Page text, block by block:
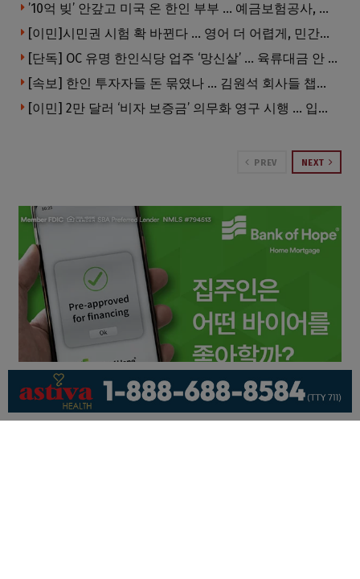
’10억 빚’ 안갚고 미국 온 한인 부부 … 예금보험공사, 미국서 소송
[이민]시민권 시험 확 바뀐다 … 영어 더 어렵게, 민간시험 도입 추진
[단독] OC 유명 한인식당 업주 ‘망신살’ … 육류대금 안 갚자 식당서 공개추심
[속보] 한인 투자자들 돈 묶였나 … 김원석 회사들 챕터7 강제파산·자진파산 잇따라 신청
[이민] 2만 달러 ‘비자 보증금’ 의무화 영구 시행 … 입국 문턱 더 높아진다.
PREV NEXT